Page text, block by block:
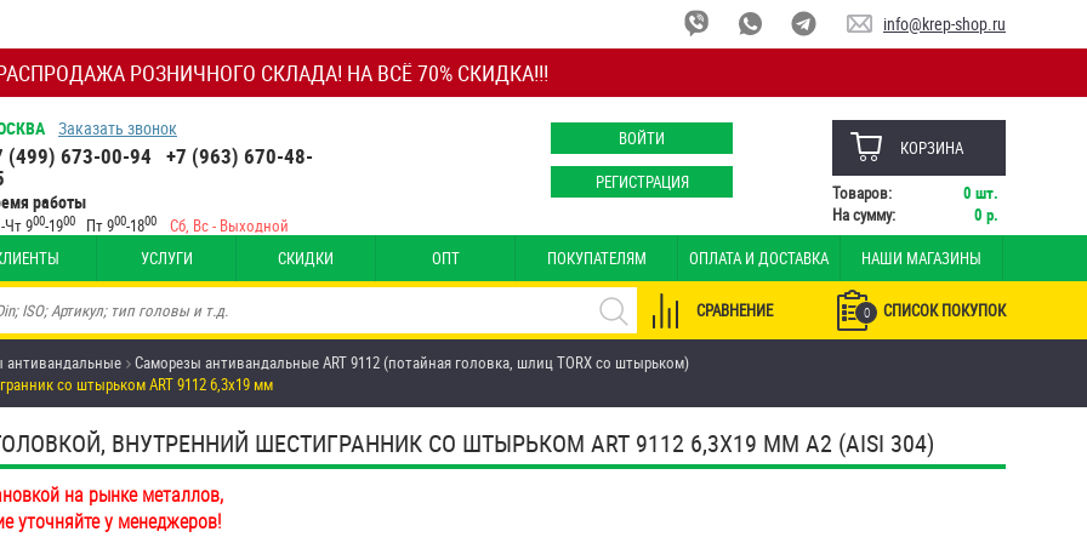
РОЗНИЧНОГО СКЛАДА! НА ВСЁ 70% СКИДКА!!!
info@krep-shop.ru
Заказать звонок
(499) 673-00-94 +7 (963) 670-48-
работы
Чт 900-1900 Пт 900-1800 Сб, Вс - Выходной
ВОЙТИ
РЕГИСТРАЦИЯ
КОРЗИНА
Товаров: 0 шт.
На сумму:
0 р.
УСЛУГИ СКИДКИ ОПТ ПОКУПАТЕЛЯМ ОПЛАТА И ДОСТАВКА НАШИ МАГАЗИНЫ
0 СПИСОК ПОКУПОК
СРАВНЕНИЕ
антивандальные
Саморезы антивандальные ART 9112 (потайная головка, шлиц TORX со штырьком)
со штырьком ART 9112 6,3х19 мм
ВНУТРЕННИЙ ШЕСТИГРАННИК СО ШТЫРЬКОМ ART 9112 6,3Х19 ММ А2 (AISI 304)
на рынке металлов,
уточняйте у менеджеров!